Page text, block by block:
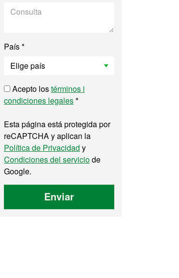
País *
Acepto lostérminos i
condiciones legales*
Esta página está protegida por
reCAPTCHA y aplican la
Política de Privacidad y
Condiciones del serviciode
Google.
Enviar